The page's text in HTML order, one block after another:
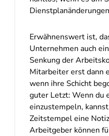
Erwähnenswert ist,
Unternehmen auch
Senkung der
Mitarbeiter erst dann
wenn ihre Schicht
guter Letzt: Wenn du
einzustempeln,
Zeitstempel eine
Arbeitgeber können